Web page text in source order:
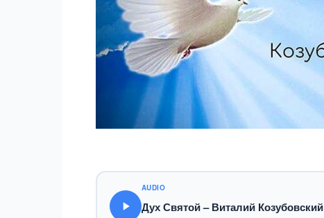
AUDIO
Дух Святой – Виталий Козубовский